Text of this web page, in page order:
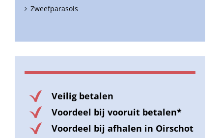
Zweefparasols
Veilig betalen
Voordeel bij vooruit betalen*
Voordeel bij afhalen in Oirschot